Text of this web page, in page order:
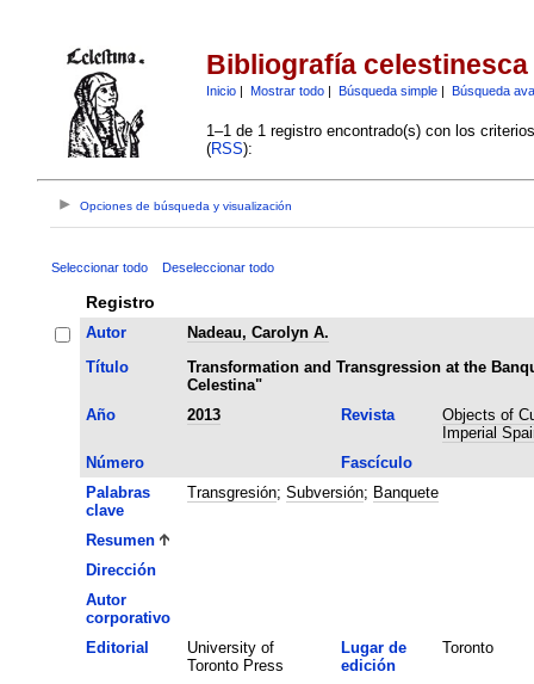
Bibliografía celestinesca
Inicio| Mostrar todo| Búsqueda simple| Búsqueda
1–1 de 1 registro encontrado(s) con los
(RSS):
Opciones de búsqueda y visualización
Seleccionar todo Deseleccionar todo
Registro
Autor
Nadeau, Carolyn A.
Título
Transformation and Transgression at the
Celestina"
Año
2013 Revista
Objects of
Imperial
Número
Fascículo
Palabras
clave
Transgresión; Subversión; Banquete
Resumen
Dirección
Autor
corporativo
Editorial
University of
Toronto Press
Lugar de
edición
Toronto